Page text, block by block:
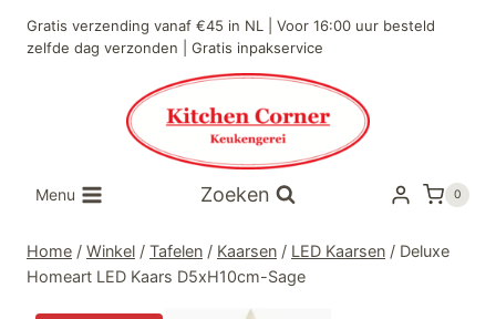
naar
Gratis verzending vanaf €45 in NL | Voor 16:00 uur besteld
zelfde dag verzonden | Gratis inpakservice
Menu Zoeken 0
Home / Winkel / Tafelen / Kaarsen / LED Kaarsen / Deluxe
Homeart LED Kaars D5xH10cm-Sage